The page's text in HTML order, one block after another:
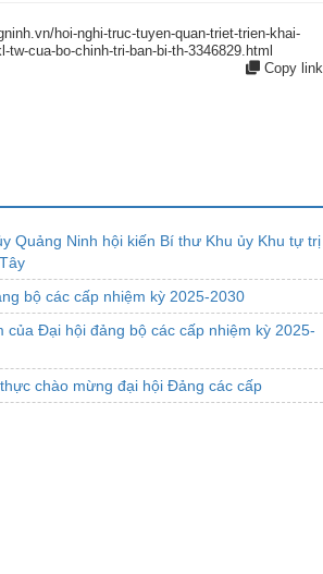
hoi-nghi-truc-tuyen-quan-triet-trien-khai-
tw-cua-bo-chinh-tri-ban-bi-th-3346829.html
Copy link
Quảng Ninh hội kiến Bí thư Khu ủy Khu tự trị
bộ các cấp nhiệm kỳ 2025-2030
của Đại hội đảng bộ các cấp nhiệm kỳ 2025-
chào mừng đại hội Đảng các cấp